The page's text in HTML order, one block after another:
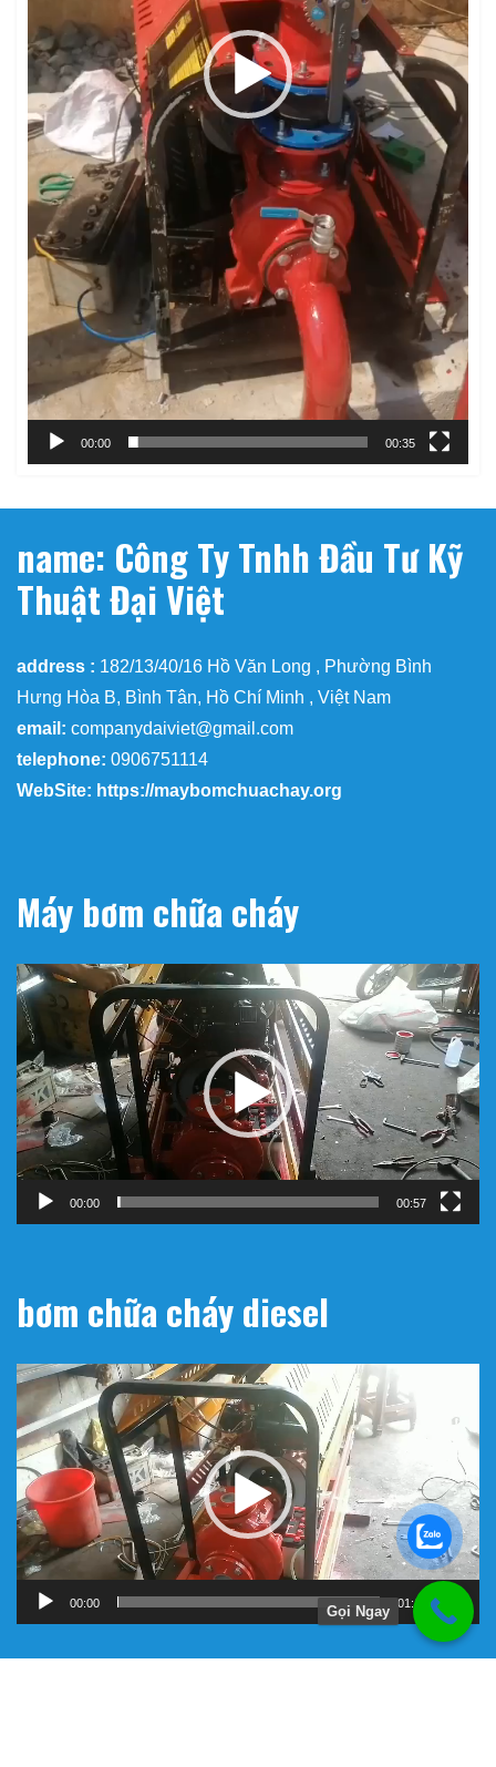
00:00 00:35
name: Công Ty Tnhh Đầu Tư Kỹ
Thuật Đại Việt
address : 182/13/40/16 Hồ Văn Long , Phường Bình
Hưng Hòa B, Bình Tân, Hồ Chí Minh , Việt Nam
email: companydaiviet@gmail.com
telephone: 0906751114
WebSite: https://maybomchuachay.org
Máy bơm chữa cháy
Trình
chơi
Video
00:00 00:57
bơm chữa cháy diesel
Trình
chơi
Video
00:00 01:11
Gọi Ngay